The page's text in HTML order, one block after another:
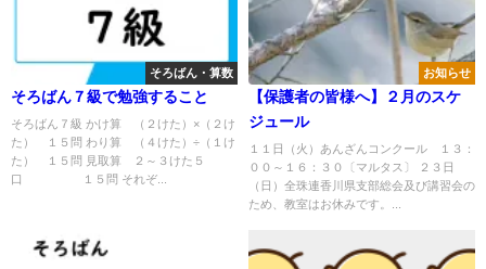
そろばん・算数
そろばん７級で勉強すること
そろばん７級 かけ算 （２けた）×（２け
た） １５問 わり算 （４けた）÷（１け
た） １５問 見取算 ２～３けた５
口 １５問 それぞ...
お知らせ
【保護者の皆様へ】２月のスケ
ジュール
１１日（火）あんざんコンクール １３：
００～１６：３０〔マルタス〕 ２３日
（日）全珠連香川県支部総会及び講習会の
ため、教室はお休みです。...